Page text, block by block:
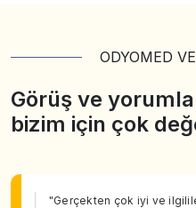
ODYOMED
Görüş ve
bizim için çok
"Gerçekten çok iyi ve